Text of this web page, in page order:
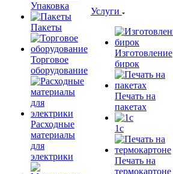
Упаковка
Пакеты
Торговое
оборудование
Расходные
материалы
для
электрики
Услуги
Изготовление
бирок
Печать на
пакетах
1c
Печать на
термокартоне